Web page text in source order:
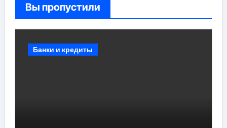
Вы пропустили
Банки и кредиты